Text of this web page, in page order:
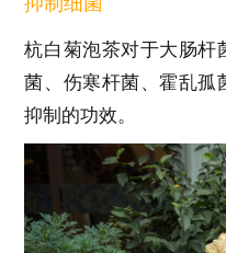
杭白菊泡茶对于大肠杆
菌、伤寒杆菌、霍乱孤
抑制的功效。